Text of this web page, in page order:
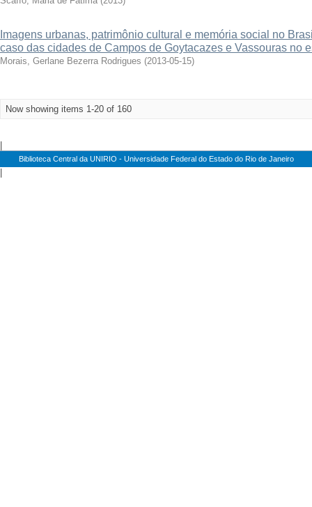
Imagens urbanas, patrimônio cultural e memória social no
caso das cidades de Campos de Goytacazes e Vassouras no
Morais, Gerlane Bezerra Rodrigues (2013-05-15)
Now showing items 1-20 of 160
Biblioteca Central da UNIRIO - Universidade Federal do Estado do Rio de Janeiro